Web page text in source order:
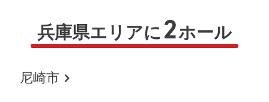
兵庫県エリアに 2ホール
尼崎市